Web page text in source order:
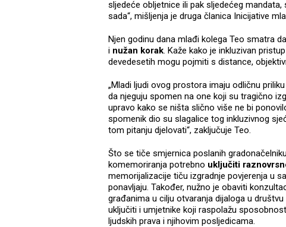
sljedeće obljetnice ili pak sljedećeg
sada“, mišljenja je druga članica Inicijative
Njen godinu dana mlađi kolega Teo smatra
i nužan korak. Kaže kako je inkluzivan
devedesetih mogu pojmiti s distance,
„Mladi ljudi ovog prostora imaju odličnu
da njeguju spomen na one koji su tragično
upravo kako se ništa slično više ne bi
spomenik dio su slagalice tog inkluzivnog
tom pitanju djelovati“, zaključuje Teo.
Što se tiče smjernica poslanih
komemoriranja potrebno uključiti
memorijalizacije tiču izgradnje povjerenja u
ponavljaju. Također, nužno je obaviti
građanima u cilju otvaranja dijaloga u
uključiti i umjetnike koji raspolažu
ljudskih prava i njihovim posljedicama.